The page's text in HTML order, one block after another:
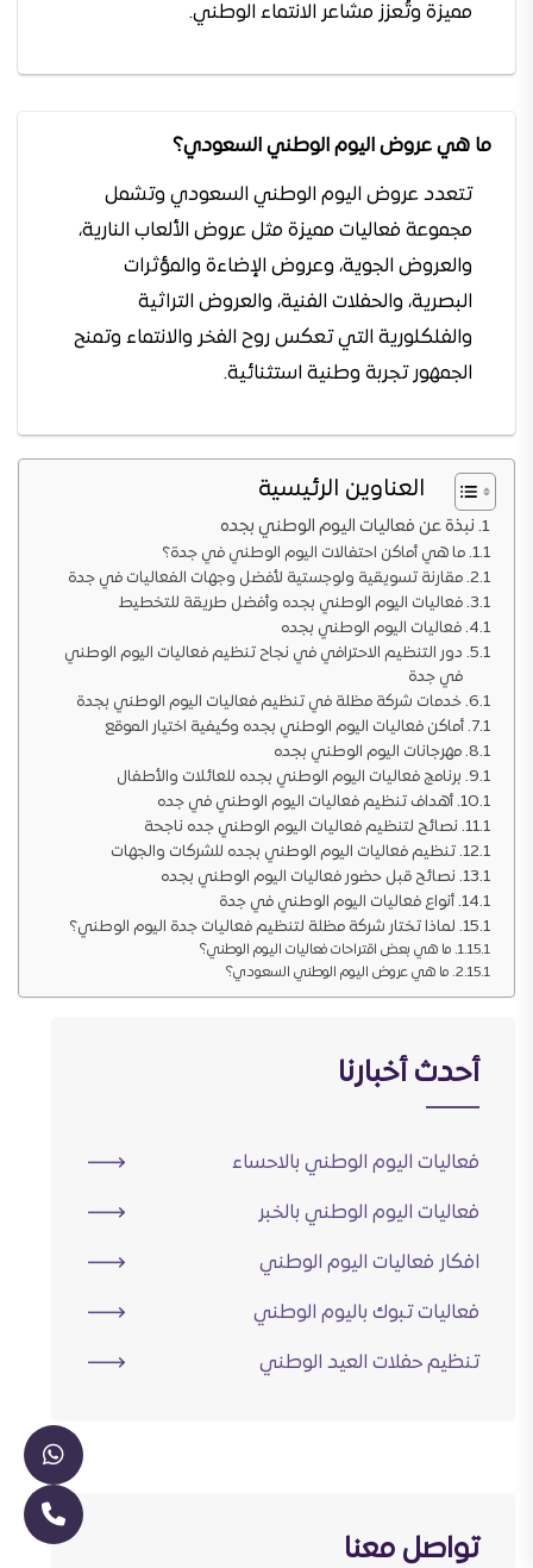
مميزة وتُعزز مشاعر الانتماء الوطني.
ما هي عروض اليوم الوطني السعودي؟
تتعدد عروض اليوم الوطني السعودي وتشمل
مجموعة فعاليات مميزة مثل عروض الألعاب النارية،
والعروض الجوية، وعروض الإضاءة والمؤثرات
البصرية، والحفلات الفنية، والعروض التراثية
والفلكلورية التي تعكس روح الفخر والانتماء وتمنح
الجمهور تجربة وطنية استثنائية.
العناوين الرئيسية
نبذة عن فعاليات اليوم الوطني بجده
ما هي أماكن احتفالات اليوم الوطني في جدة؟
مقارنة تسويقية ولوجستية لأفضل وجهات الفعاليات في جدة
فعاليات اليوم الوطني بجده وأفضل طريقة للتخطيط
فعاليات اليوم الوطني بجده
دور التنظيم الاحترافي في نجاح تنظيم فعاليات اليوم الوطني
في جدة
خدمات شركة مظلة في تنظيم فعاليات اليوم الوطني بجدة
أماكن فعاليات اليوم الوطني بجده وكيفية اختيار الموقع
مهرجانات اليوم الوطني بجده
برنامج فعاليات اليوم الوطني بجده للعائلات والأطفال
أهداف تنظيم فعاليات اليوم الوطني في جده
نصائح لتنظيم فعاليات اليوم الوطني جده ناجحة
تنظيم فعاليات اليوم الوطني بجده للشركات والجهات
نصائح قبل حضور فعاليات اليوم الوطني بجده
أنواع فعاليات اليوم الوطني في جدة
لماذا تختار شركة مظلة لتنظيم فعاليات جدة اليوم الوطني؟
ما هي بعض اقتراحات فعاليات اليوم الوطني؟
ما هي عروض اليوم الوطني السعودي؟
أحدث أخبارنا
فعاليات اليوم الوطني بالاحساء
فعاليات اليوم الوطني بالخبر
افكار فعاليات اليوم الوطني
فعاليات تبوك باليوم الوطني
تنظيم حفلات العيد الوطني
تواصل معنا